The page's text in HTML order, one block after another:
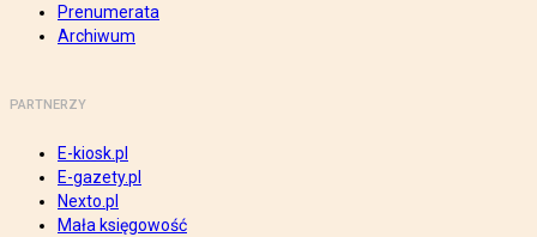
Prenumerata
Archiwum
PARTNERZY
E-kiosk.pl
E-gazety.pl
Nexto.pl
Mała księgowość